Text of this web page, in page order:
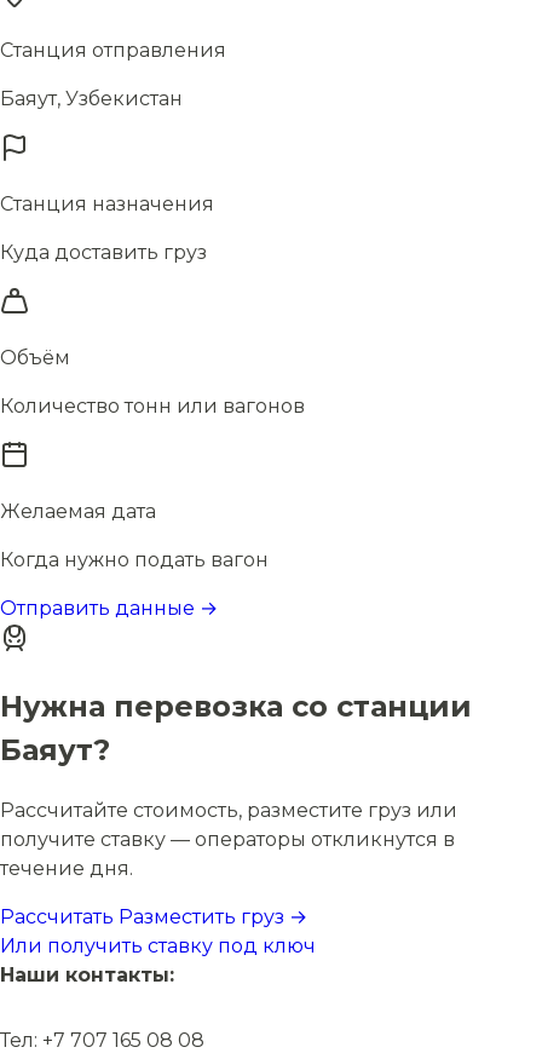
Станция отправления
Баяут, Узбекистан
Станция назначения
Куда доставить груз
Объём
Количество тонн или вагонов
Желаемая дата
Когда нужно подать вагон
Отправить данные →
Нужна перевозка со станции
Баяут?
Рассчитайте стоимость, разместите груз или
получите ставку — операторы откликнутся в
течение дня.
Рассчитать Разместить груз →
Или получить ставку под ключ
Наши контакты:
Тел: +7 707 165 08 08